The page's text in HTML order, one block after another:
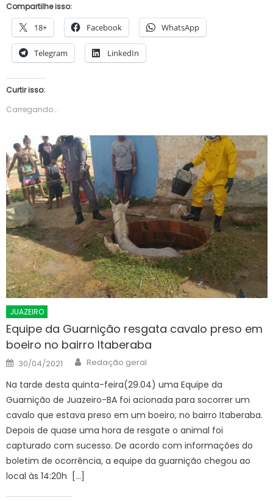
Compartilhe isso:
18+ Facebook WhatsApp
Telegram LinkedIn
Curtir isso:
Carregando...
JUAZEIRO
Equipe da Guarnição resgata cavalo preso em
boeiro no bairro Itaberaba
Posted
on
30/04/2021 Author
Redação geral
Na tarde desta quinta-feira(29.04) uma Equipe da
Guarnição de Juazeiro-BA foi acionada para socorrer um
cavalo que estava preso em um boeiro, no bairro Itaberaba.
Depois de quase uma hora de resgate o animal foi
capturado com sucesso. De acordo com informações do
boletim de ocorrência, a equipe da guarnição chegou ao
local às 14:20h […]